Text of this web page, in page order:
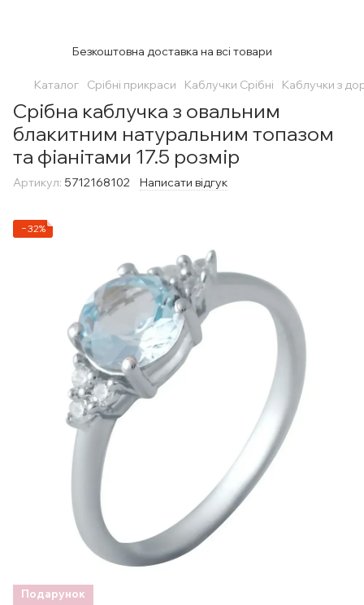
Безкоштовна доставка на всі товари
Каталог Срібні прикраси Каблучки Срібні Каблучки з
Срібна каблучка з овальним
блакитним натуральним топазом
та фіанітами 17.5 розмір
Артикул: 5712168102 Написати відгук
−32%
Подарунок